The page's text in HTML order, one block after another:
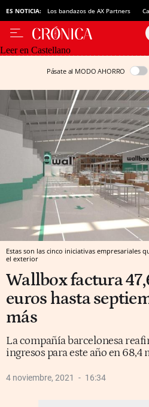
ES NOTICIA: Los bandazos de AX Partners
Leer en Castellano
Pásate al MODO AHORRO
Estas son las cinco iniciativas empresariales
el exterior
Wallbox factura
euros hasta
más
La compañía barcelonesa
ingresos para este año en
4 noviembre, 2021 16:34